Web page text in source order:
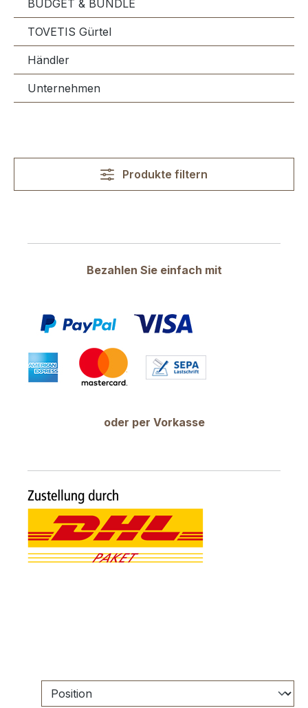
BUDGET & BUNDLE
TOVETIS Gürtel
Händler
Unternehmen
Produkte filtern
Bezahlen Sie einfach mit
oder per Vorkasse